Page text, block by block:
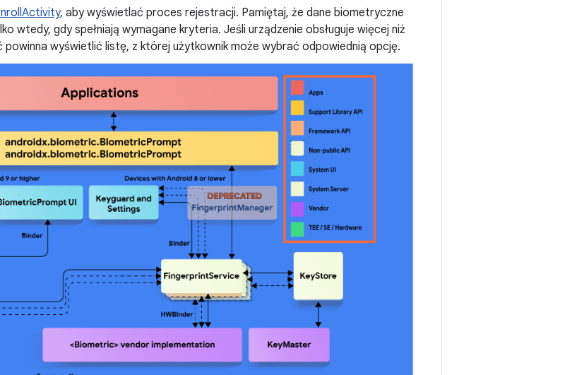
, aby wyświetlać proces rejestracji. Pamiętaj, że dane biometryczne
wtedy, gdy spełniają wymagane kryteria. Jeśli urządzenie obsługuje więcej niż
powinna wyświetlić listę, z której użytkownik może wybrać odpowiednią opcję.